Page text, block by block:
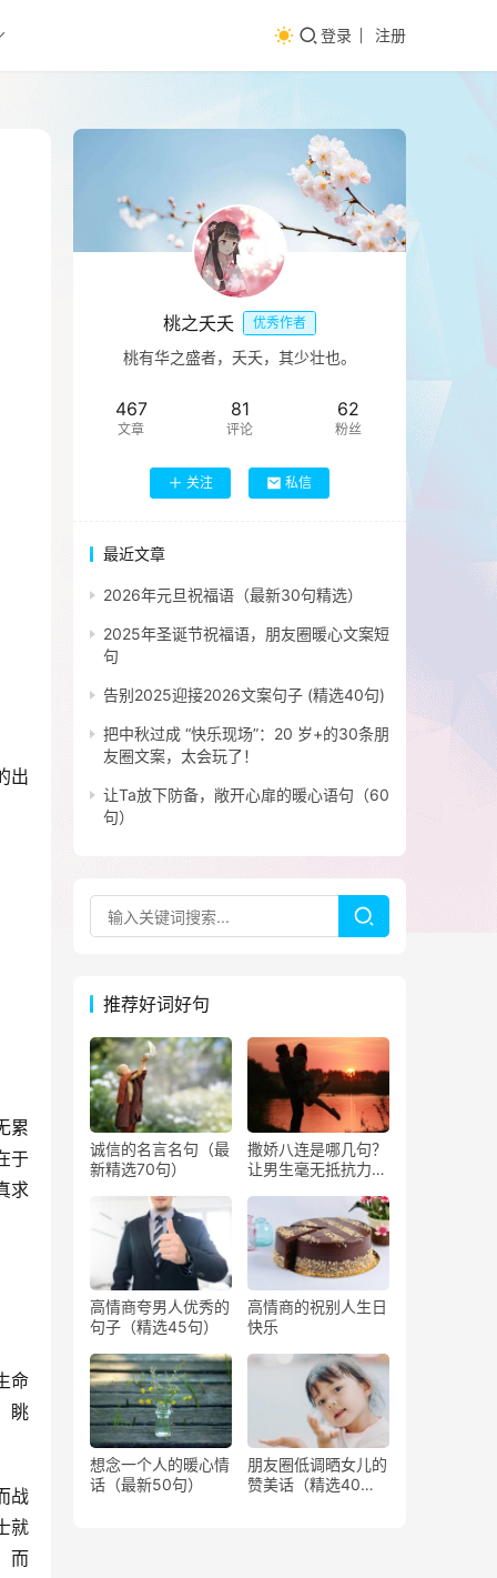
登录 注册
出
累
于
求
命
眺
战
就
而
桃之夭夭 优秀作者
桃有华之盛者，夭夭，其少壮也。
467
文章
81
评论
62
粉丝
关注 私信
最近文章
2026年元旦祝福语（最新30句精选）
2025年圣诞节祝福语，朋友圈暖心文案短
句
告别2025迎接2026文案句子 (精选40句)
把中秋过成 “快乐现场”：20 岁+的30条朋
友圈文案，太会玩了！
让Ta放下防备，敞开心扉的暖心语句（60
句）
推荐好词好句
诚信的名言名句（最
新精选70句）
撒娇八连是哪几句？
让男生毫无抵抗力撒
高情商夸男人优秀的
句子（精选45句）
高情商的祝别人生日
快乐
想念一个人的暖心情
话（最新50句）
朋友圈低调晒女儿的
赞美话（精选40